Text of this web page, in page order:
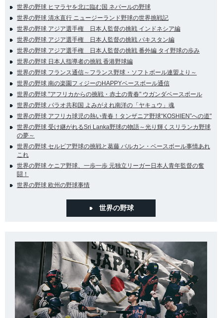
世界の野球 ヒマラヤを北に臨む国 ネパールの野球
世界の野球 清水直行 ニュージーランド野球の世界挑戦記
世界の野球 アジア選手権 日本人監督の挑戦 インドネシア編
世界の野球 アジア選手権 日本人監督の挑戦 パキスタン編
世界の野球 アジア選手権 日本人監督の挑戦 番外編 タイ野球の歩み
世界の野球 日本人指導者の挑戦 香港野球編
世界の野球 フランス通信～フランス野球・ソフトボール連盟より～
世界の野球 南の楽園フィジーのHAPPYベースボール通信
世界の野球 "アフリカからの挑戦・赤土の青春" ウガンダベースボール
世界の野球 パラオ共和国 よみがえれ南洋の「ヤキュウ」魂
世界の野球 アフリカ球児の熱い青春！タンザニア野球“KOSHIEN”への道"
世界の野球 受け継がれるSri Lanka野球の物語～光り輝くスリランカ野球
の夢～
世界の野球 セルビア野球の挑戦と葛藤 バルカン・ベースボール事情あれ
これ
世界の野球 ケニア野球、一歩一歩 元独立リーガー日本人青年監督の奮
闘！
世界の野球 欧州の野球事情
世界の野球